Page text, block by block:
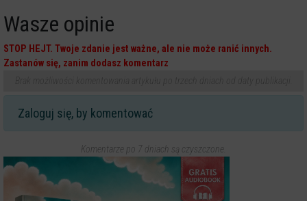
Wasze opinie
STOP HEJT. Twoje zdanie jest ważne, ale nie może ranić innych.
Zastanów się, zanim dodasz komentarz
Zaloguj się, by komentować
Komentarze po 7 dniach są czyszczone.